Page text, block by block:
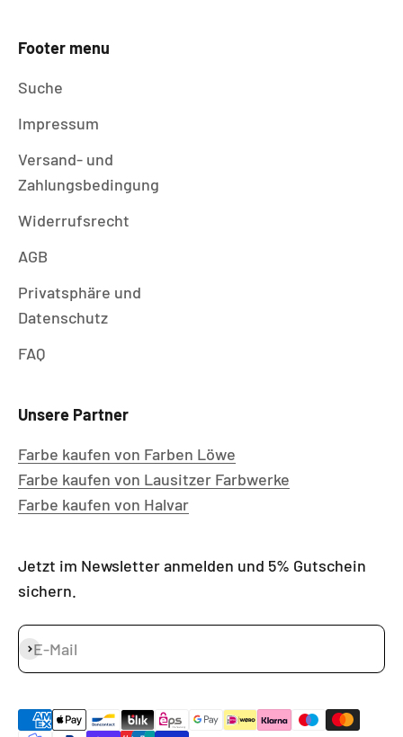
Footer menu
Suche
Impressum
Versand- und
Zahlungsbedingung
Widerrufsrecht
AGB
Privatsphäre und
Datenschutz
FAQ
Unsere Partner
Farbe kaufen von Farben Löwe
Farbe kaufen von Lausitzer Farbwerke
Farbe kaufen von Halvar
Jetzt im Newsletter anmelden und 5% Gutschein
sichern.
E-Mail
Abonnieren